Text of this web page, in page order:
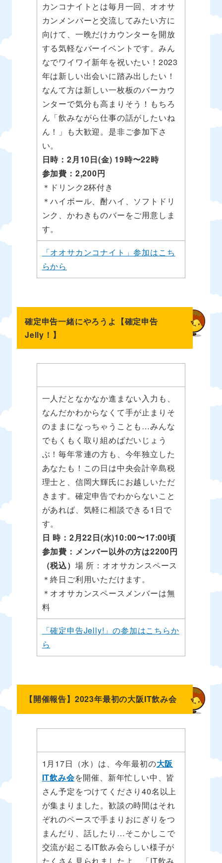
カンコナイトとは毎月一回、オオサ
カンメンバーと交流してみたい方に
向けて、一晩だけカウンターを開放
する気軽なバーイベントです。みん
なでワイワイ新年を祝いたい！2023
年は新しい出会いに踏み出したい！
なんて方は新しい一枚板のバーカウ
ンターで気分も高まりそう！もちろ
ん「飲みながら仕事の話がしたいね
ん！」も大歓迎。是非ご参加下さ
い。
日時：2月10日(金) 19時〜22時
参加費：2,200円
＊ドリンク2杯付き
＊ハイボール、酎ハイ、ソフトドリ
ンク、かわきものバーをご用意しま
す。
「オオサカンコナイト」参加はこち
らから
確定申告一緒にやろうよ【確定申告
Jelly！ 】
一人だとなかなか進まない入力も、
なんだかわからなくて手が止まりそ
のままになっちゃうことも…みんな
でもくもく取り組めばだいじょう
ぶ！毎年常連の方も、今年独立した
あなたも！この日は中央会計辛島税
理士と、信岡大輝氏にお越しいただ
きます。確定申告でわからないこと
があれば、気軽に相談できる1日で
す。
日 時：2月22日(水)10:00〜17:00頃
参加費：メンバー以外の方は2200円
（税込） 場 所：オオサカンスペース
＊終日ご利用いただけます。
＊オオサカンスペースメンバーは無
料
「確定申告Jelly!」の参加はこちらか
ら
【開催報告】2023年最初の大阪IT飲み会
1月17日（水）は、今年最初の大阪
IT飲み会を開催、新年忙しい中、皆
さん予定をつけてくださり40名以上
が集まりました。歓談の時間はそれ
ぞれのペースで手まりおにぎりをつ
まんだり、話したり…そこかしこで
交流が起こるIT飲み会らしい様子が